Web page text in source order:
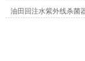
油田回注水紫外线杀菌